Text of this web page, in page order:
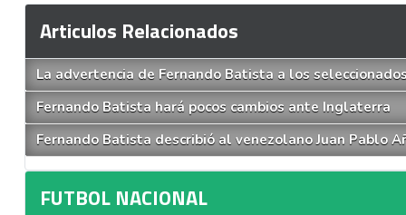
Articulos Relacionados
La advertencia de Fernando Batista a los
Fernando Batista hará pocos cambios ante Inglaterra
Fernando Batista describió al venezolano Juan Pablo
FUTBOL NACIONAL